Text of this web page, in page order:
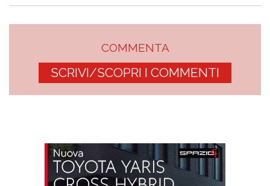
COMMENTA
SCRIVI/SCOPRI I COMMENTI